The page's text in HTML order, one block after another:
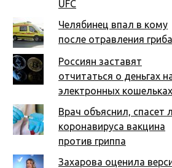
UFC
Челябинец впал в кому
после отравления
Россиян заставят
отчитаться о деньгах
электронных кошельках
Врач объяснил, спасет
коронавируса вакцина
против гриппа
Захарова оценила